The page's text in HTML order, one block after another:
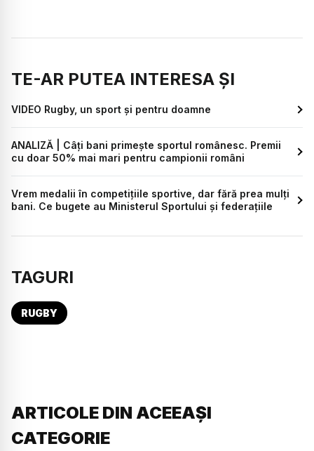
TE-AR PUTEA INTERESA ȘI
VIDEO Rugby, un sport și pentru doamne
ANALIZĂ | Câți bani primește sportul românesc. Premii
cu doar 50% mai mari pentru campionii români
Vrem medalii în competițiile sportive, dar fără prea mulți
bani. Ce bugete au Ministerul Sportului și federațiile
TAGURI
RUGBY
ARTICOLE DIN ACEEAȘI
CATEGORIE